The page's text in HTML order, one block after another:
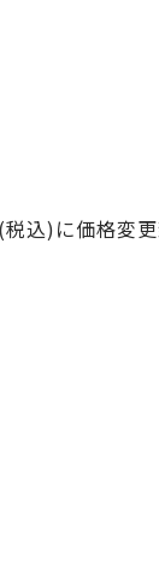
込)に価格変更